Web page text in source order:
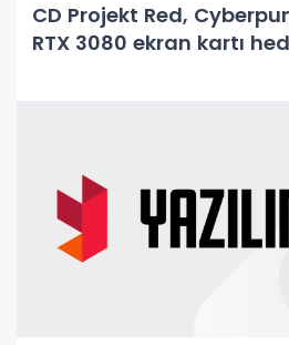
CD Projekt Red,
RTX 3080 ekran kartı